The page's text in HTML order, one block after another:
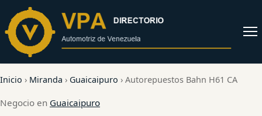
contenido
Abrir
Inicio › Miranda › Guaicaipuro › Autorepuestos Bahn H61 CA
Negocio en Guaicaipuro